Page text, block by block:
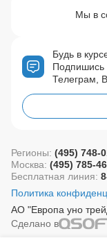
Будь в
Подпишись
Телеграм,
Мы в
АО "Европа уно
Регионы: (495) 748-
Москва: (495) 785-
Бесплатная линия:
Политика
Сделано в